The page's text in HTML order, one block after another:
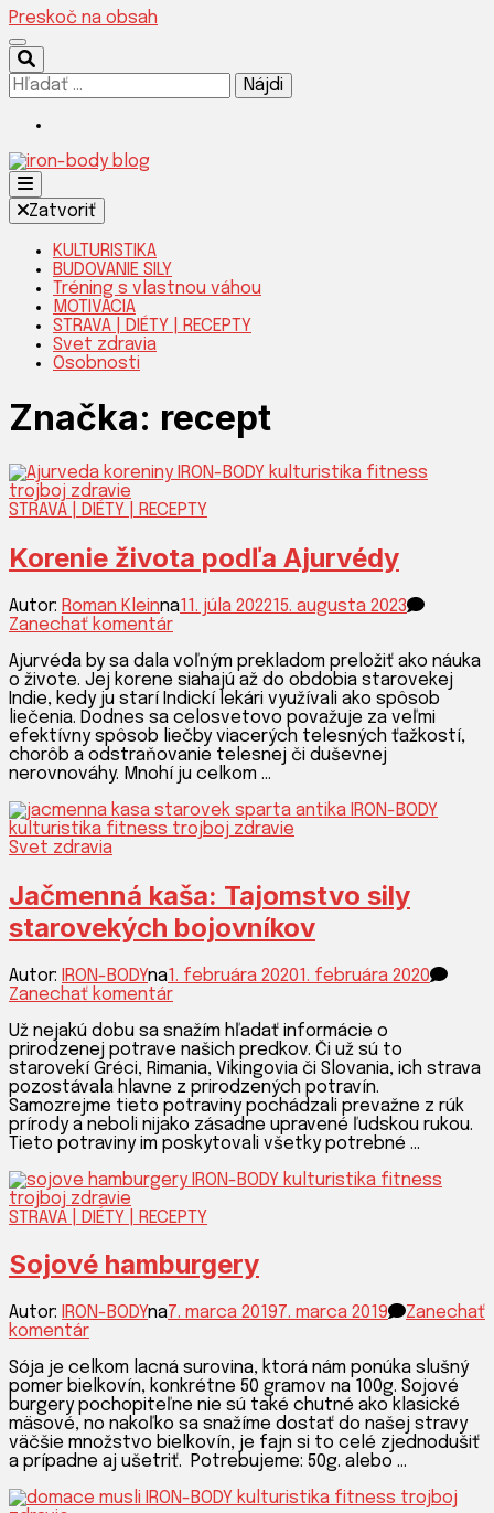
Preskoč na obsah
Hľadať:
IRON-
BODY
Silnejšia verzia teba!
Zatvoriť
KULTURISTIKA
BUDOVANIE SILY
Tréning s vlastnou váhou
MOTIVÁCIA
STRAVA | DIÉTY | RECEPTY
Svet zdravia
Osobnosti
Značka: recept
STRAVA | DIÉTY | RECEPTY
Korenie života podľa Ajurvédy
Autor: Roman Kleinna11. júla 202215. augusta 2023
Zanechať komentárk
Korenie
života
podľa
Ajurvédy
Ajurvéda by sa dala voľným prekladom preložiť ako náuka
o živote. Jej korene siahajú až do obdobia starovekej
Indie, kedy ju starí Indickí lekári využívali ako spôsob
liečenia. Dodnes sa celosvetovo považuje za veľmi
efektívny spôsob liečby viacerých telesných ťažkostí,
chorôb a odstraňovanie telesnej či duševnej
nerovnováhy. Mnohí ju celkom …
Svet zdravia
Jačmenná kaša: Tajomstvo sily
starovekých bojovníkov
Autor: IRON-BODYna1. februára 20201. februára 2020
Zanechať komentárk
Jačmenná
kaša:
Tajomstvo
sily
starovekých
bojovníkov
Už nejakú dobu sa snažím hľadať informácie o
prirodzenej potrave našich predkov. Či už sú to
starovekí Gréci, Rimania, Vikingovia či Slovania, ich strava
pozostávala hlavne z prirodzených potravín.
Samozrejme tieto potraviny pochádzali prevažne z rúk
prírody a neboli nijako zásadne upravené ľudskou rukou.
Tieto potraviny im poskytovali všetky potrebné …
STRAVA | DIÉTY | RECEPTY
Sojové hamburgery
Autor: IRON-BODYna7. marca 20197. marca 2019
Zanechať
komentárk
Sojové
hamburgery
Sója je celkom lacná surovina, ktorá nám ponúka slušný
pomer bielkovín, konkrétne 50 gramov na 100g. Sojové
burgery pochopiteľne nie sú také chutné ako klasické
mäsové, no nakoľko sa snažíme dostať do našej stravy
väčšie množstvo bielkovín, je fajn si to celé zjednodušiť
a prípadne aj ušetriť. Potrebujeme: 50g. alebo …